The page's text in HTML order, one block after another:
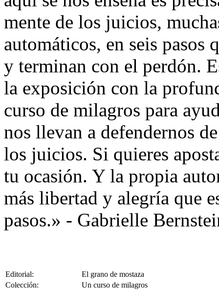
mente de los juicios,
automáticos, en seis pasos
y terminan con el perdón.
la exposición con la
curso de milagros para
nos llevan a defendernos
los juicios. Si quieres
tu ocasión. Y la propia
más libertad y alegría que
pasos.» - Gabrielle
Editorial:
El grano de mostaza
Colección:
Un curso de milagros